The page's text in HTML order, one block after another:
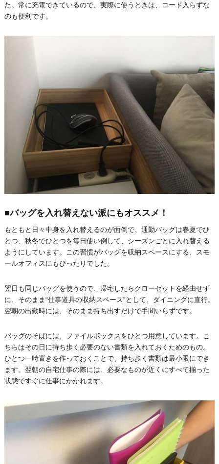
た。常に充電できているので、実際に使うときは、コード入らずな
のも便利です。
■バッグを入れ替えない派にもオススメ！
もともと日々中身を入れ替えるのが面倒で、通勤バッグは春夏でひ
とつ、秋冬でひとつを毎日使い倒して、シーズンごとに入れ替える
ようにしています。この習慣がバッグを収納スペースにする、スモ
ールオフィスにもぴったりでした。
翌日も同じバッグを使うので、帰宅したらクローゼットを経由せず
に、そのまま“仕事道具の収納スペース”として、ダイニングに直行。
翌朝の出勤時には、そのまま持ち出すだけで手間いらずです。
バッグのそばには、ファイルボックスをひとつ用意しています。こ
ちらはその日に持ち歩く必要のない書類を入れておくためのもの。
ひとつ一時置きを作っておくことで、持ち歩く書類は最小限にでき
ます。翌朝の自宅仕事の際には、必要なものが近くにすべて揃った
状態ですぐに仕事にかかれます。